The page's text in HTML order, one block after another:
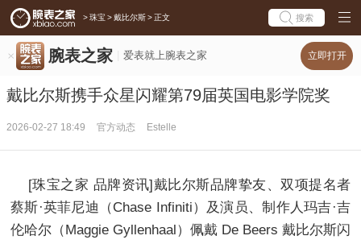
> 珠宝 > 戴比尔斯 > 正文 搜索
腕表之家 爱表就上腕表之家 立即打开
戴比尔斯携手众星闪耀第79届英国电影学院奖
2026-02-27 18:49 官方动态 Estelle
[珠宝之家 品牌资讯]戴比尔斯品牌挚友、双项提名者
蔡斯·英菲尼迪（Chase Infiniti）及演员、制作人玛吉·吉
伦哈尔（Maggie Gyllenhaal）佩戴 De Beers 戴比尔斯闪